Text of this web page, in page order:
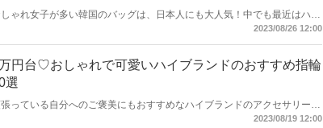
ゃれ女子が多い韓国のバッグは、日本人にも大人気！中でも最近はハイ
ンドのバッグより、韓国で誕生したブランドが人気を集めています。今
2023/08/26 12:00
円台♡おしゃれで可愛いハイブランドのおすすめ指輪
選
っている自分へのご褒美にもおすすめなハイブランドのアクセサリー。
は1万円台で買える、おしゃれで可愛いハイブランドの指輪をご紹介し
2023/08/19 12:00